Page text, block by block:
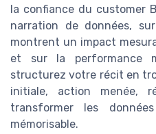
la confiance du customer
narration de données,
montrent un impact
et sur la performance
structurez votre récit en
initiale, action menée,
transformer les
mémorisable.